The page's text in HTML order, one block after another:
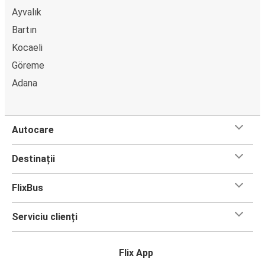
Ayvalık
Bartın
Kocaeli
Göreme
Adana
Autocare
Destinații
FlixBus
Serviciu clienți
Flix App